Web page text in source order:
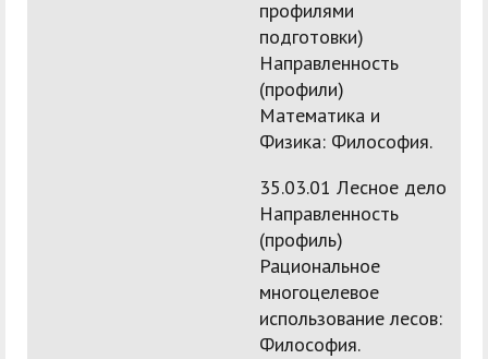
профилями
подготовки)
Направленность
(профили)
Математика и
Физика: Философия.
35.03.01 Лесное дело
Направленность
(профиль)
Рациональное
многоцелевое
использование лесов:
Философия.